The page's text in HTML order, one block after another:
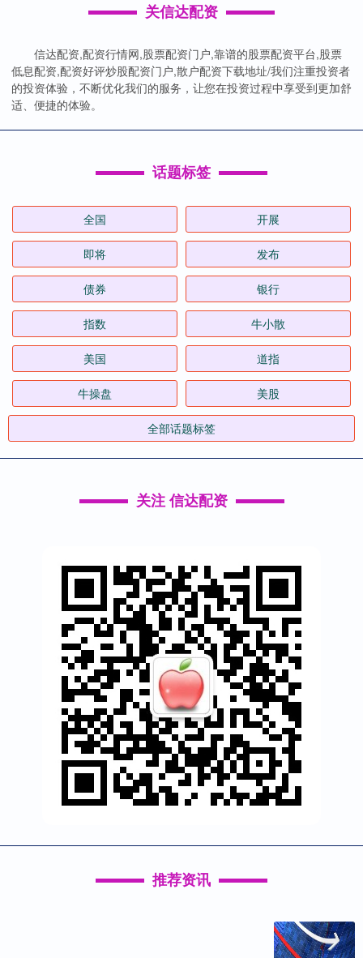
关信达配资
信达配资,配资行情网,股票配资门户,靠谱的股票配资平台,股票
低息配资,配资好评炒股配资门户,散户配资下载地址/我们注重投资者
的投资体验，不断优化我们的服务，让您在投资过程中享受到更加舒
适、便捷的体验。
话题标签
全国 开展
即将 发布
债券 银行
指数 牛小散
美国 道指
牛操盘 美股
全部话题标签
关注 信达配资
推荐资讯